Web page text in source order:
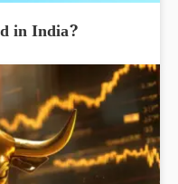
in India?